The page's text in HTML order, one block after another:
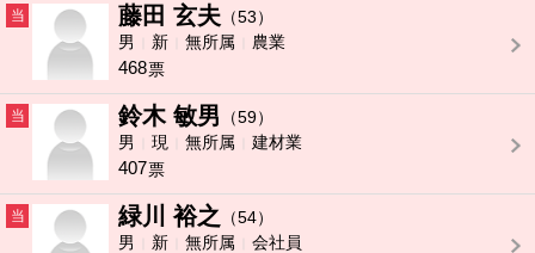
当 藤田 玄夫 （53）
男
新 無所属 農業
468票
当 鈴木 敏男
（59）
男
現 無所属 建材業
407票
当 緑川 裕之
（54）
男
新 無所属 会社員